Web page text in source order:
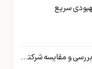
سریع
آیا بیمه عمل بینی را پوشش می‌دهد؟ بررسی و مقایسه شرکتهای بیمه در ایران